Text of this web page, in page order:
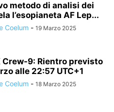
metodo di analisi dei
l’esopianeta AF Lep...
Coelum - 19 Marzo 2025
Crew-9: Rientro previsto
alle 22:57 UTC+1
Coelum - 18 Marzo 2025